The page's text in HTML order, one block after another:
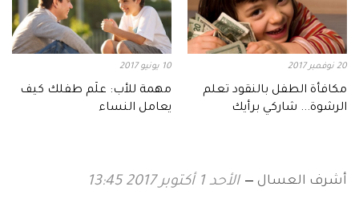
20 نوفمبر 2017
مكافأة الطفل بالنقود تعلم
الرشوة... شاركي برأيك
10 يونيو 2017
مهمة للأب: علّم طفلك كيف
يعامل النساء
أشرف العسال الأحد 1 أكتوبر 2017 13:45